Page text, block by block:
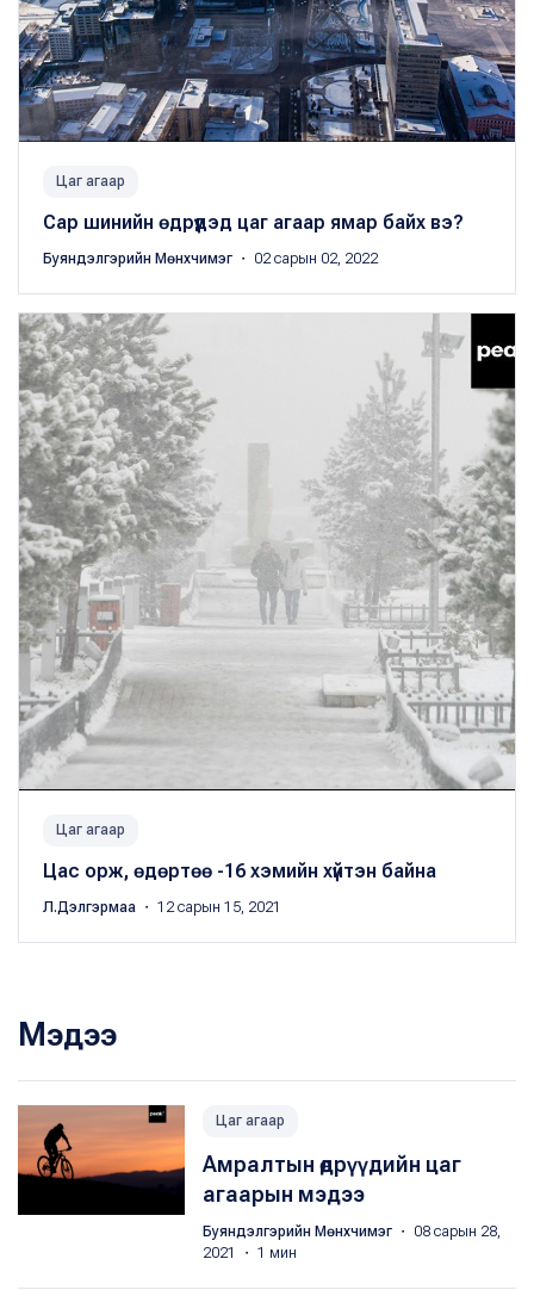
Цаг агаар
Сар шинийн өдрүүдэд цаг агаар ямар байх вэ?
Буяндэлгэрийн Мөнхчимэг ・ 02 сарын 02, 2022
Цаг агаар
Цас орж, өдөртөө -16 хэмийн хүйтэн байна
Л.Дэлгэрмаа ・ 12 сарын 15, 2021
Мэдээ
Цаг агаар
Амралтын өдрүүдийн цаг
агаарын мэдээ
Буяндэлгэрийн Мөнхчимэг ・ 08 сарын 28,
2021 ・ 1 мин